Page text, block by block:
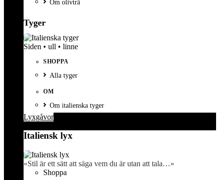
Om olivträ
Tyger
Siden • ull • linne
SHOPPA
Alla tyger
OM
Om italienska tyger
Lyxgåvor
Italiensk lyx
«Stil är ett sätt att säga vem du är utan att tala…»
Shoppa